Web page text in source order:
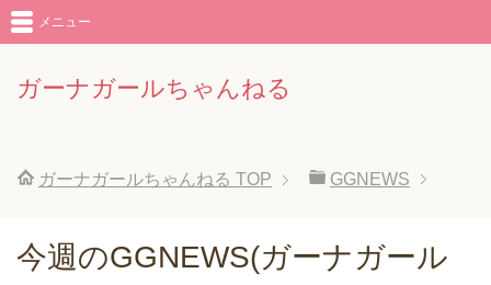
ガーナガールちゃんねる
メニュー
ガーナガールちゃんねる TOP GGNEWS
今週のGGNEWS(ガーナガール